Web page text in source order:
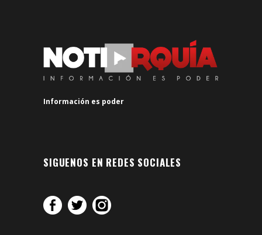
Información es poder
SIGUENOS EN REDES SOCIALES